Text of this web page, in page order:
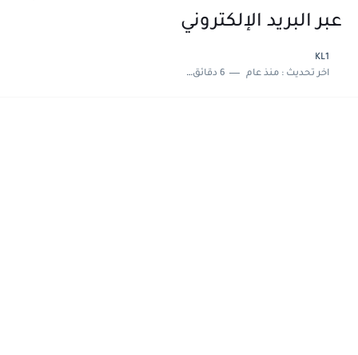
عبر البريد الإلكتروني
KL1
اخر تحديث :منذ عام 6 دقائق للقراءة